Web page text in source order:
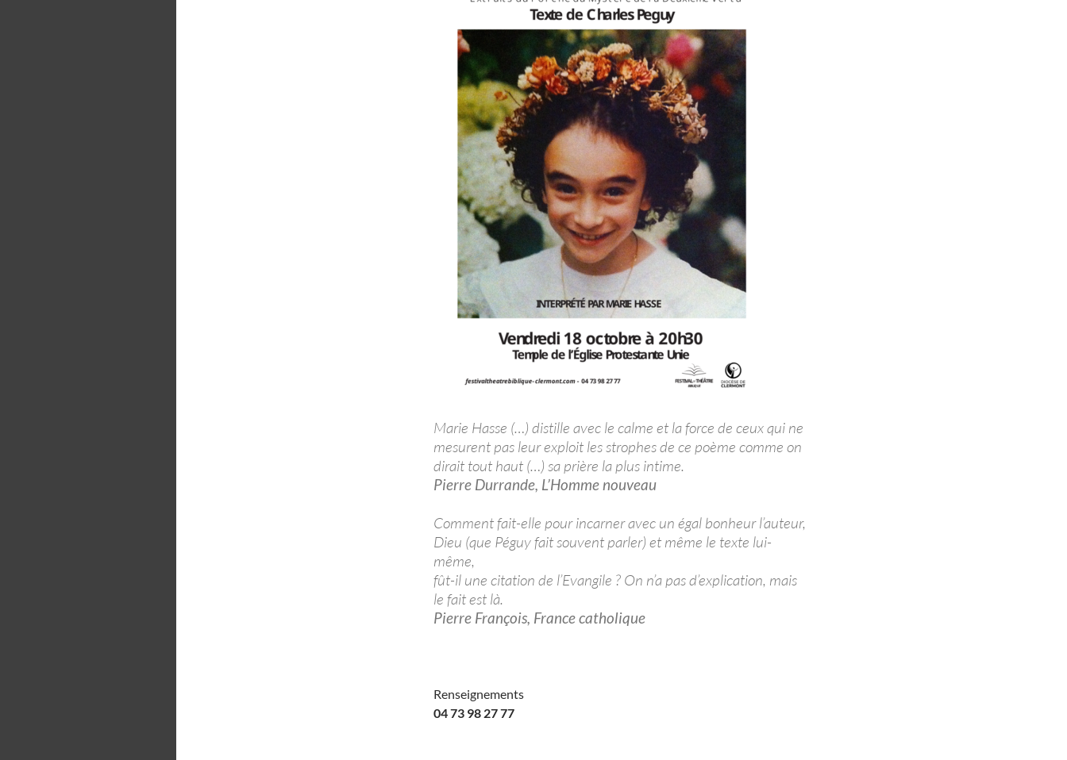
Marie Hasse (…) distille avec le calme et la force de ceux qui ne
mesurent pas leur exploit les strophes de ce poème comme on
dirait tout haut (…) sa prière la plus intime.
Pierre Durrande, L’Homme nouveau
Comment fait-elle pour incarner avec un égal bonheur l’auteur,
Dieu (que Péguy fait souvent parler) et même le texte lui-
même,
fût-il une citation de l’Evangile ? On n’a pas d’explication, mais
le fait est là.
Pierre François, France catholique
Renseignements
04 73 98 27 77